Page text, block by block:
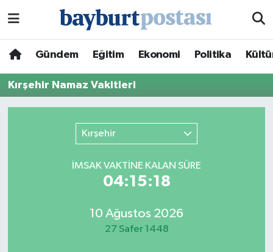
Gündem Eğitim Ekonomi Politika
Kırşehir Namaz Vakitleri
Kırşehir
İMSAK VAKTİNE KALAN SÜRE
04:15:18
10 Ağustos 2026
27 Safer 1448
Hava Durumu
Namaz Vakitleri
Trafik Durumu
Süper Lig Puan Durumu ve Fikstür
Son Dakika Haberleri